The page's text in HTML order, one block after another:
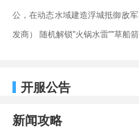
公，在动态水域建造浮城抵御敌
发商） 随机解锁"火锅水雷""草船
开服公告
新闻攻略